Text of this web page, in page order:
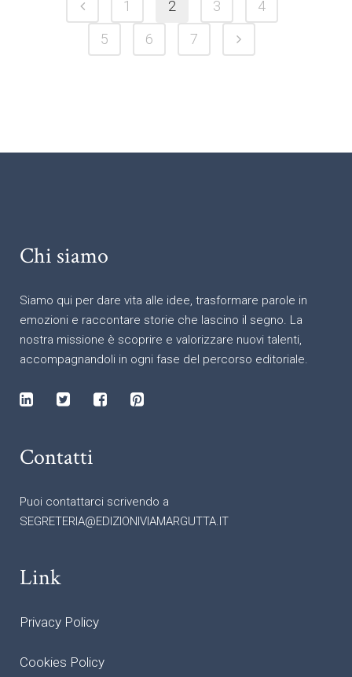
1 2 3
4
5
6 7
Chi siamo
Siamo qui per dare vita alle idee, trasformare parole in
emozioni e raccontare storie che lascino il segno. La
nostra missione è scoprire e valorizzare nuovi talenti,
accompagnandoli in ogni fase del percorso editoriale.
Contatti
Puoi contattarci scrivendo a
SEGRETERIA@EDIZIONIVIAMARGUTTA.IT
Link
Privacy Policy
Cookies Policy